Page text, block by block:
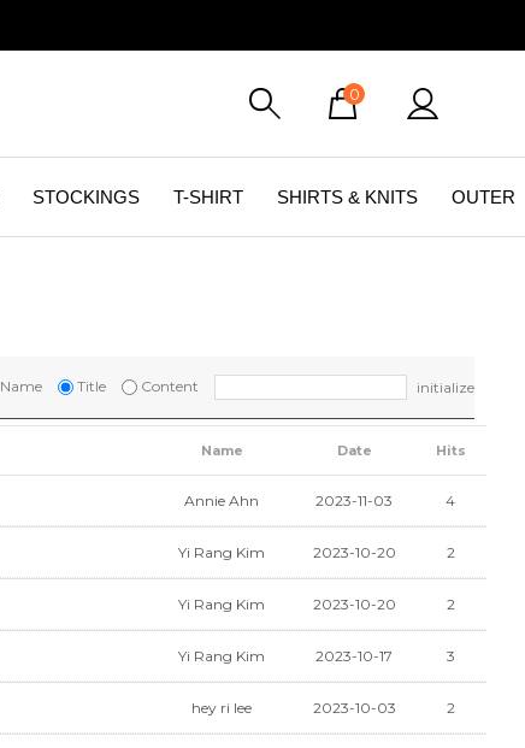
0
STOCKINGS T-SHIRT SHIRTS & KNITS OUTER
Name Title Content initialize
Name Date Hits
Annie Ahn 2023-11-03 4
Yi Rang Kim 2023-10-20 2
Yi Rang Kim 2023-10-20 2
Yi Rang Kim 2023-10-17 3
hey ri lee 2023-10-03 2